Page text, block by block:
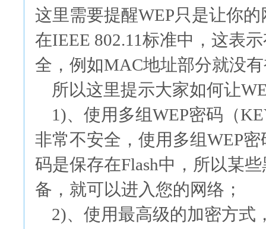
这里需要提醒WEP只是让你
在IEEE 802.11标准中，这表
全，例如MAC地址部分就没
所以这里提示大家如何让
1)、使用多组WEP密码（
非常不安全，使用多组WEP
码是保存在Flash中，所以某
备，就可以进入您的网络；
2)、使用最高级的加密方式